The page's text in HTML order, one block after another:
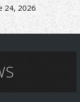
24, 2026